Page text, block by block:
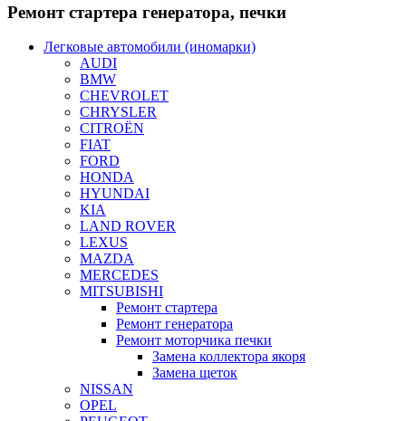
Ремонтстартера генератора, печки
Легковые автомобили (иномарки)
AUDI
BMW
CHEVROLET
CHRYSLER
CITROЁN
FIAT
FORD
HONDA
HYUNDAI
KIA
LAND ROVER
LEXUS
MAZDA
MERCEDES
MITSUBISHI
Ремонт стартера
Ремонт генератора
Ремонт моторчика печки
Замена коллектора якоря
Замена щеток
NISSAN
OPEL